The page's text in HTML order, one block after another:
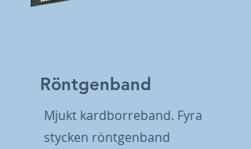
Röntgenband
Mjukt kardborreband. Fyra
stycken röntgenband